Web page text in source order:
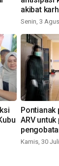
akibat
Senin, 3
Pontianak
ARV
Kamis, 30